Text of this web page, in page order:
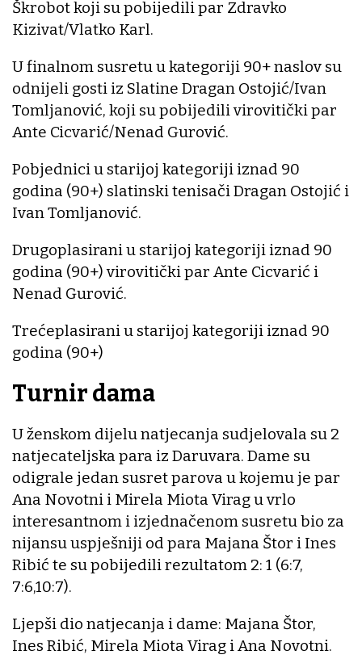
Škrobot koji su pobijedili par Zdravko
Kizivat/Vlatko Karl.
U finalnom susretu u kategoriji 90+ naslov su
odnijeli gosti iz Slatine Dragan Ostojić/Ivan
Tomljanović, koji su pobijedili virovitički par
Ante Cicvarić/Nenad Gurović.
Pobjednici u starijoj kategoriji iznad 90
godina (90+) slatinski tenisači Dragan Ostojić i
Ivan Tomljanović.
Drugoplasirani u starijoj kategoriji iznad 90
godina (90+) virovitički par Ante Cicvarić i
Nenad Gurović.
Trećeplasirani u starijoj kategoriji iznad 90
godina (90+)
Turnir dama
U ženskom dijelu natjecanja sudjelovala su 2
natjecateljska para iz Daruvara. Dame su
odigrale jedan susret parova u kojemu je par
Ana Novotni i Mirela Miota Virag u vrlo
interesantnom i izjednačenom susretu bio za
nijansu uspješniji od para Majana Štor i Ines
Ribić te su pobijedili rezultatom 2: 1 (6:7,
7:6,10:7).
Ljepši dio natjecanja i dame: Majana Štor,
Ines Ribić, Mirela Miota Virag i Ana Novotni.